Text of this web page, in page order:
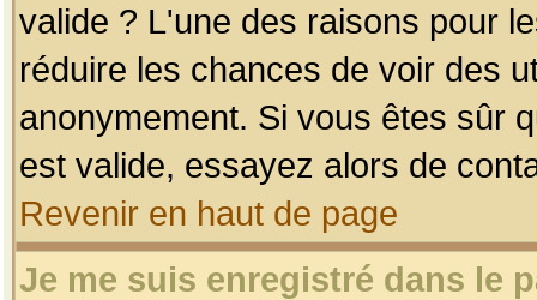
valide ? L'une des raisons pour
réduire les chances de voir des
anonymement. Si vous êtes sûr
est valide, essayez alors de
Revenir en haut de page
Je me suis enregistré dans le